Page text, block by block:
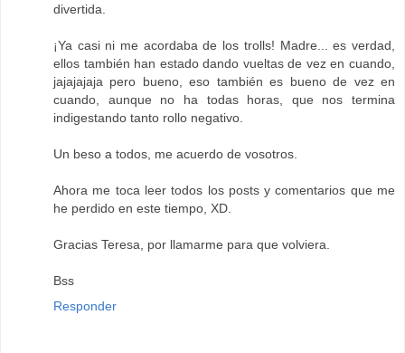
divertida.
¡Ya casi ni me acordaba de los trolls! Madre... es verdad,
ellos también han estado dando vueltas de vez en cuando,
jajajajaja pero bueno, eso también es bueno de vez en
cuando, aunque no ha todas horas, que nos termina
indigestando tanto rollo negativo.
Un beso a todos, me acuerdo de vosotros.
Ahora me toca leer todos los posts y comentarios que me
he perdido en este tiempo, XD.
Gracias Teresa, por llamarme para que volviera.
Bss
Responder